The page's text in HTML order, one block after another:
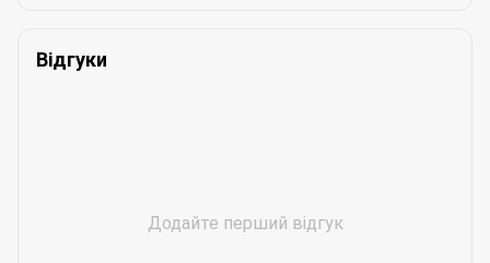
Відгуки
Додайте перший відгук